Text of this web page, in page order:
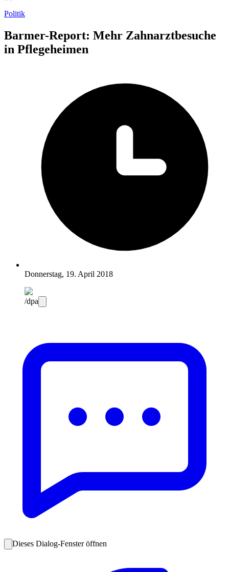
Politik
Barmer-Report: Mehr Zahnarztbesuche
in Pflegeheimen
Donnerstag, 19. April 2018
/dpa
Dieses Dialog-Fenster öffnen